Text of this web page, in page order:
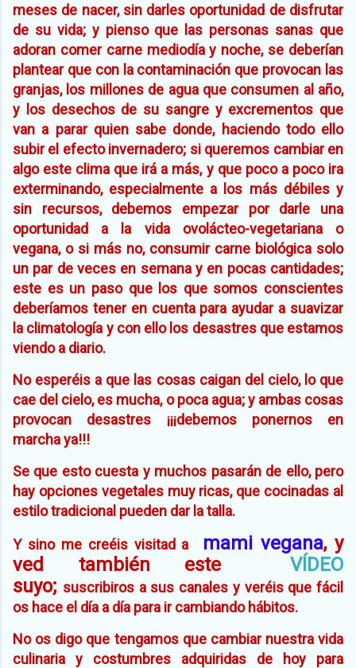
meses de nacer, sin darles oportunidad de disfrutar
de su vida; y pienso que las personas sanas que
adoran comer carne mediodía y noche, se deberían
plantear que con la contaminación que provocan las
granjas, los millones de agua que consumen al año,
y los desechos de su sangre y excrementos que
van a parar quien sabe donde, haciendo todo ello
subir el efecto invernadero; si queremos cambiar en
algo este clima que irá a más, y que poco a poco ira
exterminando, especialmente a los más débiles y
sin recursos, debemos empezar por darle una
oportunidad a la vida ovolácteo-vegetariana o
vegana, o si más no, consumir carne biológica solo
un par de veces en semana y en pocas cantidades;
este es un paso que los que somos conscientes
deberíamos tener en cuenta para ayudar a suavizar
la climatología y con ello los desastres que estamos
viendo a diario.
No esperéis a que las cosas caigan del cielo, lo que
cae del cielo, es mucha, o poca agua; y ambas cosas
provocan desastres ¡¡¡debemos ponernos en
marcha ya!!!
Se que esto cuesta y muchos pasarán de ello, pero
hay opciones vegetales muy ricas, que cocinadas al
estilo tradicional pueden dar la talla.
Y sino me creéis visitad a
mami vegana, y
ved también este
VÍDEO
suyo; suscribiros a sus canales y veréis que fácil
os hace el día a día para ir cambiando hábitos.
No os digo que tengamos que cambiar nuestra vida
culinaria y costumbres adquiridas de hoy para